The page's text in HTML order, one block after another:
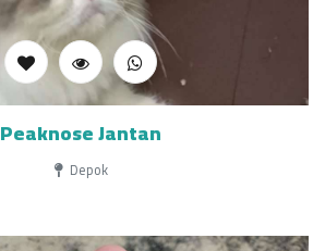
Peaknose Jantan
Depok